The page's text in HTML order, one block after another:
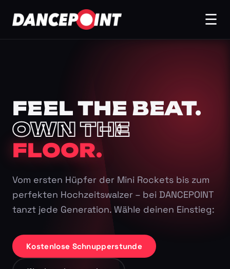
☰
FEEL THE BEAT.
OWN THE
FLOOR.
Vom ersten Hüpfer der Mini Rockets bis zum
perfekten Hochzeitswalzer – bei DANCEPOINT
tanzt jede Generation. Wähle deinen Einstieg:
Kostenlose Schnupperstunde